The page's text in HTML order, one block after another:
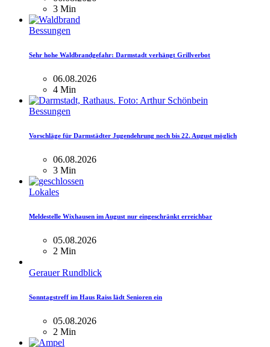
3 Min
Bessungen
Sehr hohe Waldbrandgefahr: Darmstadt verhängt Grillverbot
06.08.2026
4 Min
Bessungen
Vorschläge für Darmstädter Jugendehrung noch bis 22. August möglich
06.08.2026
3 Min
Lokales
Meldestelle Wixhausen im August nur eingeschränkt erreichbar
05.08.2026
2 Min
Gerauer Rundblick
Sonntagstreff im Haus Raiss lädt Senioren ein
05.08.2026
2 Min